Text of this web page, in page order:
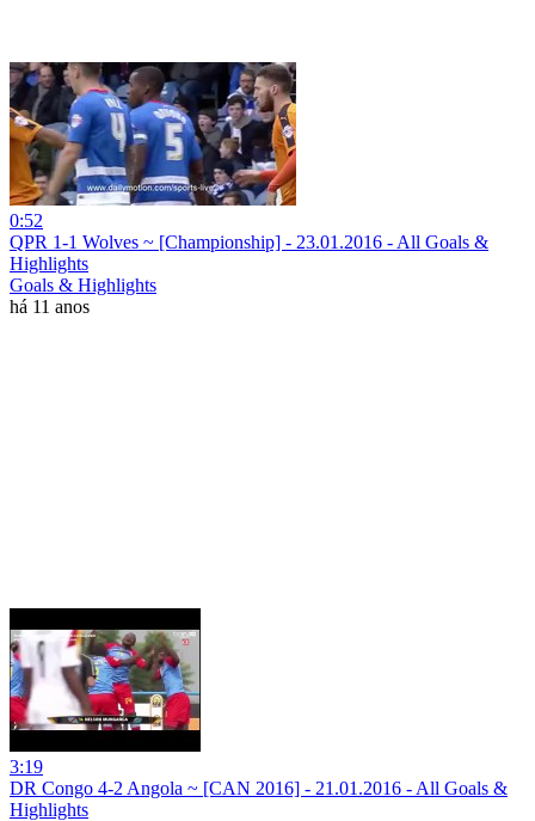
0:52
QPR 1-1 Wolves ~ [Championship] - 23.01.2016 - All Goals &
Highlights
Goals & Highlights
há 11 anos
3:19
DR Congo 4-2 Angola ~ [CAN 2016] - 21.01.2016 - All Goals &
Highlights